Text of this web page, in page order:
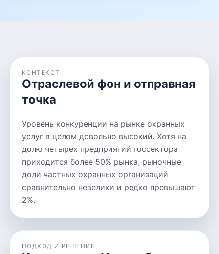
КОНТЕКСТ
Отраслевой фон и отправная
точка
Уровень конкуренции на рынке охранных
услуг в целом довольно высокий. Хотя на
долю четырех предприятий госсектора
приходится более 50% рынка, рыночные
доли частных охранных организаций
сравнительно невелики и редко превышают
2%.
ПОДХОД И РЕШЕНИЕ